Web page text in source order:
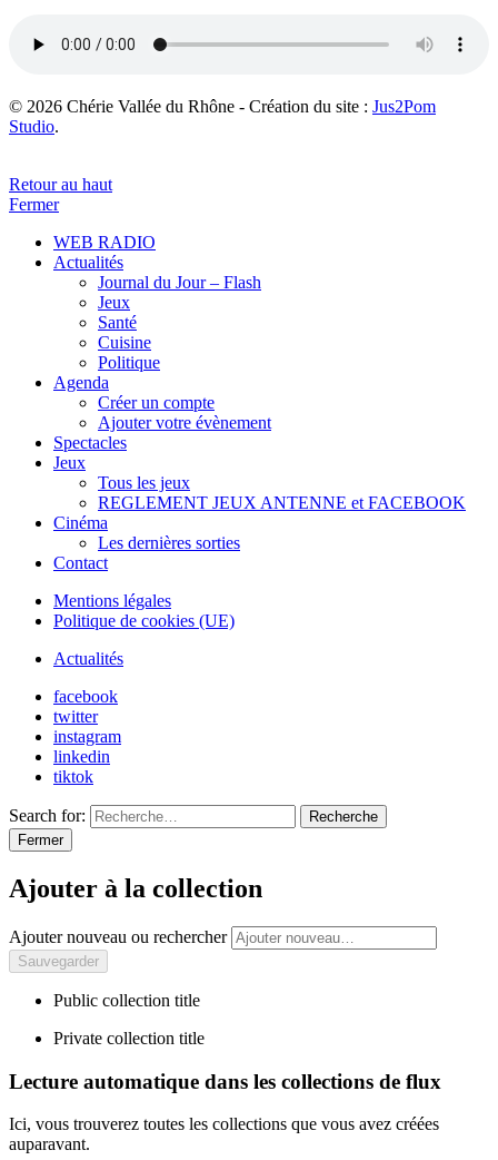
© 2026 Chérie Vallée du Rhône - Création du site : Jus2Pom
Studio.
Retour au haut
Fermer
WEB RADIO
Actualités
Journal du Jour – Flash
Jeux
Santé
Cuisine
Politique
Agenda
Créer un compte
Ajouter votre évènement
Spectacles
Jeux
Tous les jeux
REGLEMENT JEUX ANTENNE et FACEBOOK
Cinéma
Les dernières sorties
Contact
Mentions légales
Politique de cookies (UE)
Actualités
facebook
twitter
instagram
linkedin
tiktok
Search for:
Recherche
Fermer
Ajouter à la collection
Ajouter nouveau ou rechercher
Public collection title
Private collection title
Lecture automatique dans les collections de flux
Ici, vous trouverez toutes les collections que vous avez créées
auparavant.